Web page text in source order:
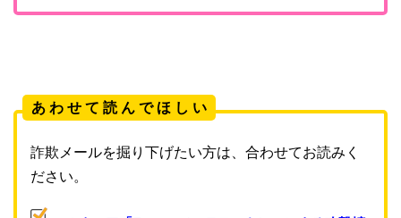
あ わ せ て 読 ん で ほ し い
詐欺メールを掘り下げたい方は、合わせてお読みく
ださい。